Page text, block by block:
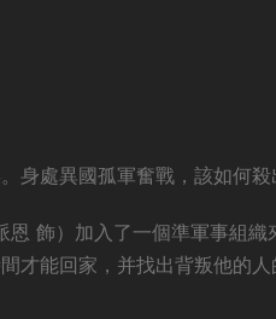
身處異國孤軍奮戰，該如何殺
恩 飾）加入了一個準軍事組
才能回家，并找出背叛他的人